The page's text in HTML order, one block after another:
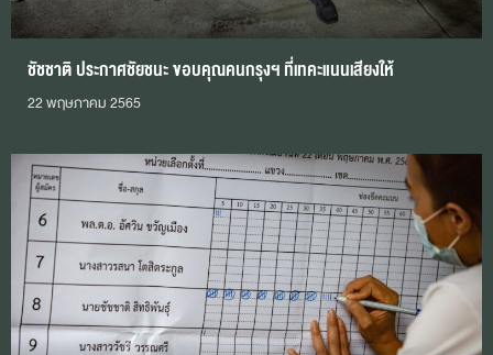
ชัชชาติ ประกาศชัยชนะ ขอบคุณคนกรุงฯ ที่เทคะแนนเสียงให้
22 พฤษภาคม 2565